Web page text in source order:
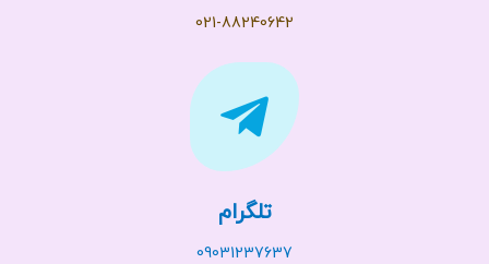
021-88240642
تلگرام
09031237637